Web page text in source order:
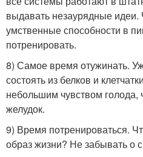
выдавать незаурядные идеи.
умственные способности в
потренировать.
8) Самое время отужинать.
состоять из белков и
небольшим чувством голода,
желудок.
9) Время потренироваться.
образ жизни? Не забывать о